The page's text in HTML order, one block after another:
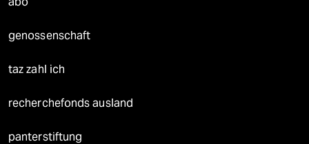
genossenschaft
taz zahl ich
recherchefonds ausland
panterstiftung